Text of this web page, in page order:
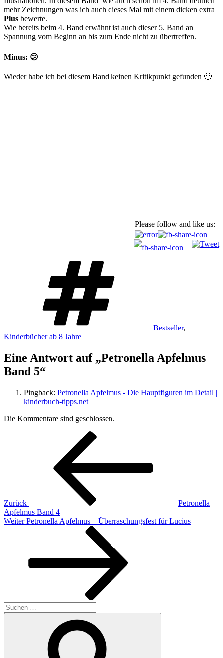
mehr Zeichnungen was ich auch dieses Mal mit einem dicken extra
Plus bewerte.
Wie bereits beim 4. Band erwähnt ist auch dieser 5. Band an
Spannung vom Beginn an bis zum Ende nicht zu übertreffen.
Minus: 😕
Wieder habe ich bei diesem Band keinen Kritikpunkt gefunden 🙂
Please follow and like us:
Bestseller,
Kinderbücher ab 8 Jahre
Eine Antwort auf „Petronella Apfelmus
Band 5“
Pingback: Petronella Apfelmus - Die Hauptfiguren im Detail |
kinderbuch-tipps.net
Die Kommentare sind geschlossen.
Beitragsnavigation
Zurück
Petronella
Apfelmus Band 4
Nächster
Weiter Petronella Apfelmus – Überraschungsfest für Lucius
Suche
nach: